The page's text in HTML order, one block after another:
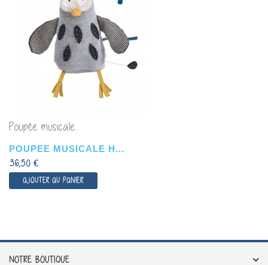
Poupée musicale...
POUPEE MUSICALE H...
36,50 €
AJOUTER AU PANIER
NOTRE BOUTIQUE